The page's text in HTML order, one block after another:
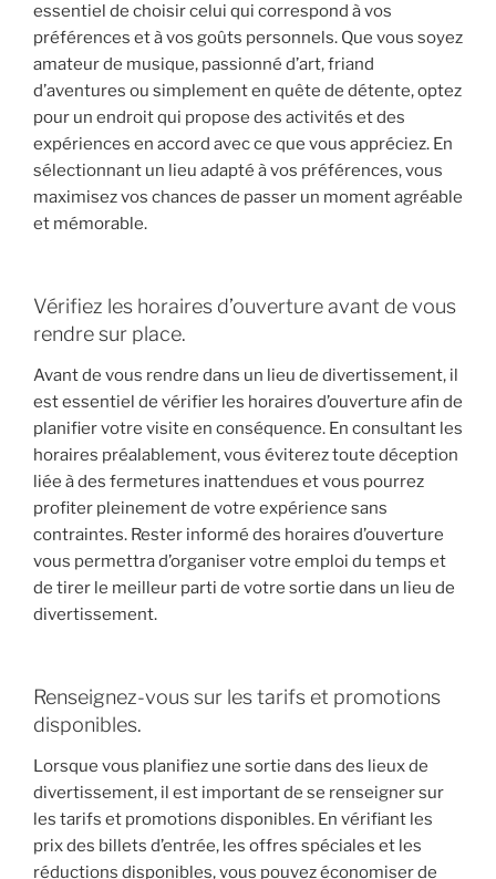
essentiel de choisir celui qui correspond à vos
préférences et à vos goûts personnels. Que vous soyez
amateur de musique, passionné d’art, friand
d’aventures ou simplement en quête de détente, optez
pour un endroit qui propose des activités et des
expériences en accord avec ce que vous appréciez. En
sélectionnant un lieu adapté à vos préférences, vous
maximisez vos chances de passer un moment agréable
et mémorable.
Vérifiez les horaires d’ouverture avant de vous
rendre sur place.
Avant de vous rendre dans un lieu de divertissement, il
est essentiel de vérifier les horaires d’ouverture afin de
planifier votre visite en conséquence. En consultant les
horaires préalablement, vous éviterez toute déception
liée à des fermetures inattendues et vous pourrez
profiter pleinement de votre expérience sans
contraintes. Rester informé des horaires d’ouverture
vous permettra d’organiser votre emploi du temps et
de tirer le meilleur parti de votre sortie dans un lieu de
divertissement.
Renseignez-vous sur les tarifs et promotions
disponibles.
Lorsque vous planifiez une sortie dans des lieux de
divertissement, il est important de se renseigner sur
les tarifs et promotions disponibles. En vérifiant les
prix des billets d’entrée, les offres spéciales et les
réductions disponibles, vous pouvez économiser de